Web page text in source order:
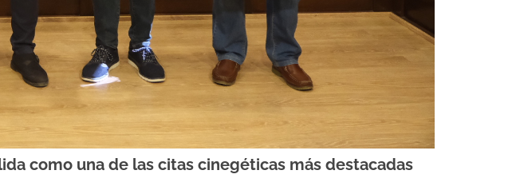
como una de las citas cinegéticas más destacadas